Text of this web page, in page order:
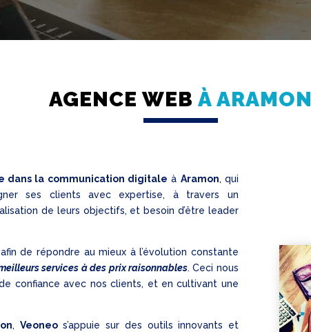
AGENCE WEB À ARAMON
dans la communication digitale à Aramon, qui
ses clients avec expertise, à travers un
de leurs objectifs, et besoin d’être leader
de répondre au mieux à l’évolution constante
services à des prix raisonnables. Ceci nous
confiance avec nos clients, et en cultivant une
, Veoneos’appuie sur des outils innovants et